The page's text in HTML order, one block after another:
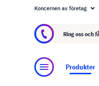
Om visunext.se
Koncernen av företag
Ring oss och
Produkter